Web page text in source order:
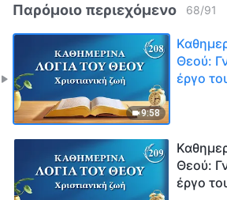
Παρόμοιο περιεχόμενο 68/91
9:58
Θεού:
έργο
Θεού:
έργο